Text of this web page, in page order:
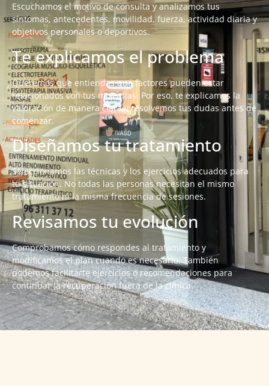
Escuchamos el motivo de consulta y analizamos tus
síntomas, antecedentes, movilidad, fuerza, actividad diaria y
objetivos personales o deportivos.
Te explicamos el problema
Queremos que entiendas qué factores pueden estar
relacionados con tus molestias. Por eso, te explicamos la
valoración de manera clara y resolvemos tus dudas antes de
comenzar.
Diseñamos tu tratamiento
Seleccionamos las técnicas y los ejercicios adecuados para
tu situación. No todas las personas necesitan el mismo
tratamiento ni la misma frecuencia de sesiones.
Revisamos tu evolución
Comprobamos cómo respondes al tratamiento y
modificamos el plan cuando es necesario. También
podemos facilitarte ejercicios o recomendaciones para
continuar la recuperación fuera de la clínica.